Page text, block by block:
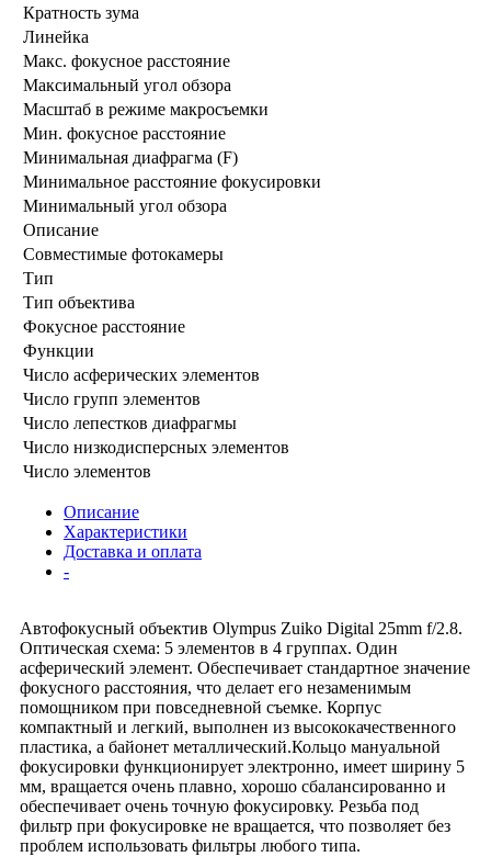
Кратность зума
Линейка
Макс. фокусное расстояние
Максимальный угол обзора
Масштаб в режиме макросъемки
Мин. фокусное расстояние
Минимальная диафрагма (F)
Минимальное расстояние фокусировки
Минимальный угол обзора
Описание
Совместимые фотокамеры
Тип
Тип объектива
Фокусное расстояние
Функции
Число асферических элементов
Число групп элементов
Число лепестков диафрагмы
Число низкодисперсных элементов
Число элементов
Описание
Характеристики
Доставка и оплата
-
Автофокусный объектив Olympus Zuiko Digital 25mm f/2.8.
Оптическая схема: 5 элементов в 4 группах. Один
асферический элемент. Обеспечивает стандартное значение
фокусного расстояния, что делает его незаменимым
помощником при повседневной съемке. Корпус
компактный и легкий, выполнен из высококачественного
пластика, а байонет металлический.Кольцо мануальной
фокусировки функционирует электронно, имеет ширину 5
мм, вращается очень плавно, хорошо сбалансированно и
обеспечивает очень точную фокусировку. Резьба под
фильтр при фокусировке не вращается, что позволяет без
проблем использовать фильтры любого типа.